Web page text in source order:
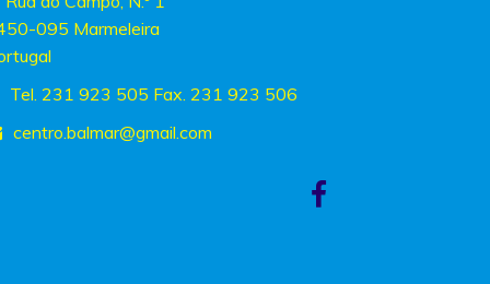
095 Marmeleira
Tel. 231 923 505 Fax. 231 923 506
centro.balmar@gmail.com